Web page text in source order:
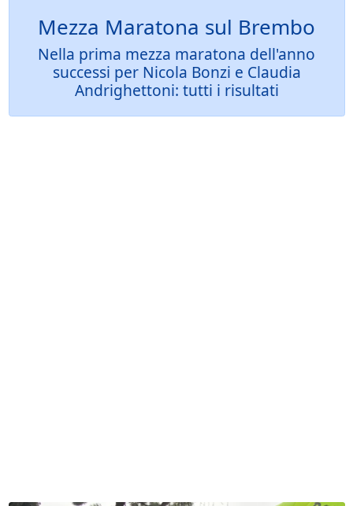
Mezza Maratona sul Brembo
Nella prima mezza maratona dell'anno
successi per Nicola Bonzi e Claudia
Andrighettoni: tutti i risultati